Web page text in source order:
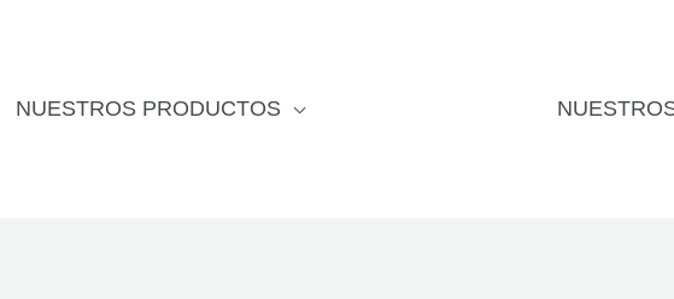
NUESTROS PRODUCTOS